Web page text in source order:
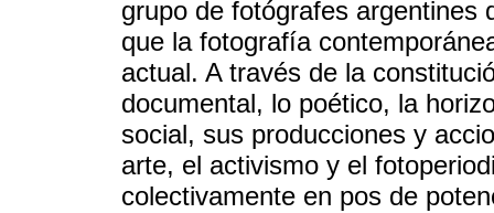
grupo de fotógrafes argentines
que la fotografía
actual. A través de la
documental, lo poético, la
social, sus producciones y
arte, el activismo y el
colectivamente en pos de